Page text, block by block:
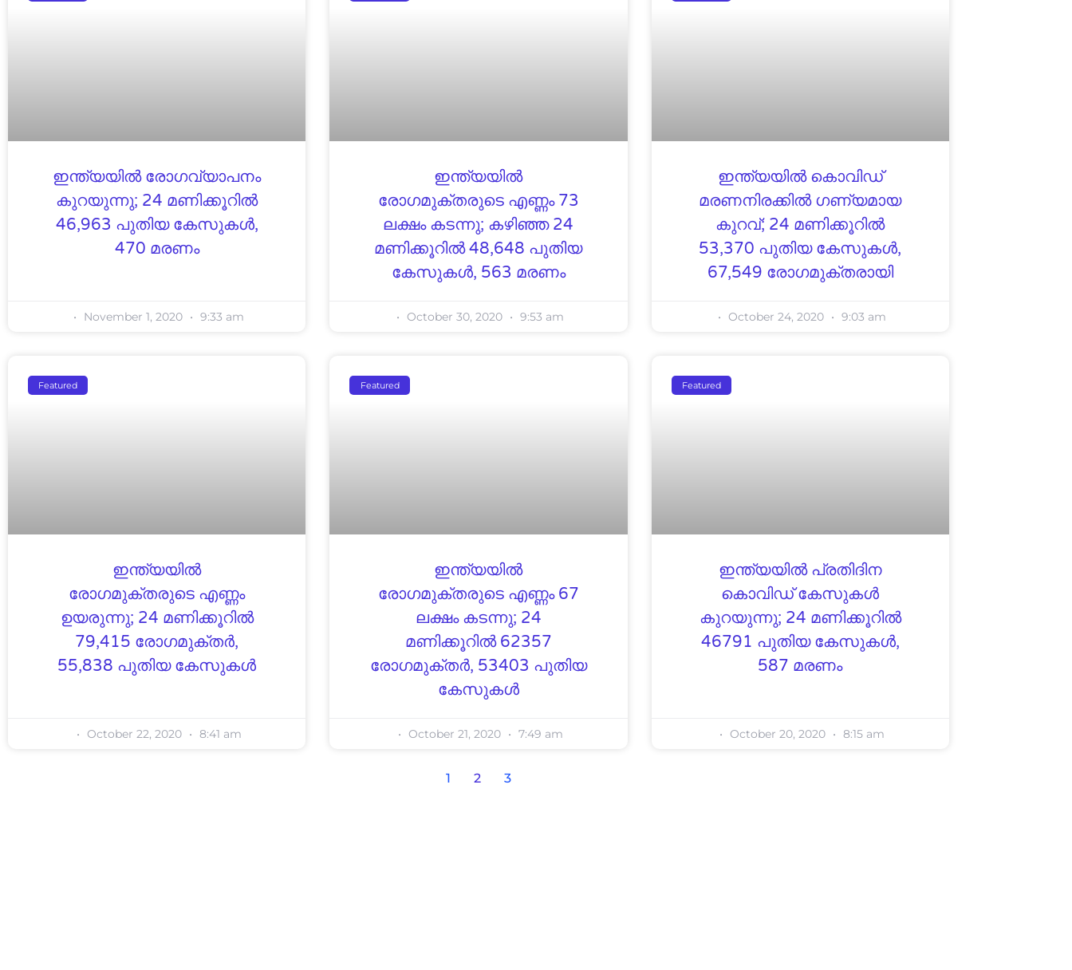
ഇന്ത്യയില്‍ രോഗവ്യാപനം
കുറയുന്നു; 24 മണിക്കൂറില്‍
46,963 പുതിയ കേസുകള്‍,
470 മരണം
November 1, 2020 9:33 am
ഇന്ത്യയില്‍
രോഗമുക്തരുടെ എണ്ണം 73
ലക്ഷം കടന്നു; കഴിഞ്ഞ 24
മണിക്കൂറില്‍ 48,648 പുതിയ
കേസുകള്‍, 563 മരണം
October 30, 2020 9:53 am
ഇന്ത്യയില്‍ കൊവിഡ്
മരണനിരക്കില്‍ ഗണ്യമായ
കുറവ്; 24 മണിക്കൂറില്‍
53,370 പുതിയ കേസുകള്‍,
67,549 രോഗമുക്തരായി
October 24, 2020 9:03 am
Featured
ഇന്ത്യയില്‍
രോഗമുക്തരുടെ എണ്ണം
ഉയരുന്നു; 24 മണിക്കൂറില്‍
79,415 രോഗമുക്തര്‍,
55,838 പുതിയ കേസുകള്‍
October 22, 2020 8:41 am
Featured
ഇന്ത്യയില്‍
രോഗമുക്തരുടെ എണ്ണം 67
ലക്ഷം കടന്നു; 24
മണിക്കൂറില്‍ 62357
രോഗമുക്തര്‍, 53403 പുതിയ
കേസുകള്‍
October 21, 2020 7:49 am
Featured
ഇന്ത്യയില്‍ പ്രതിദിന
കൊവിഡ് കേസുകള്‍
കുറയുന്നു; 24 മണിക്കൂറില്‍
46791 പുതിയ കേസുകള്‍,
587 മരണം
October 20, 2020 8:15 am
1 2 3